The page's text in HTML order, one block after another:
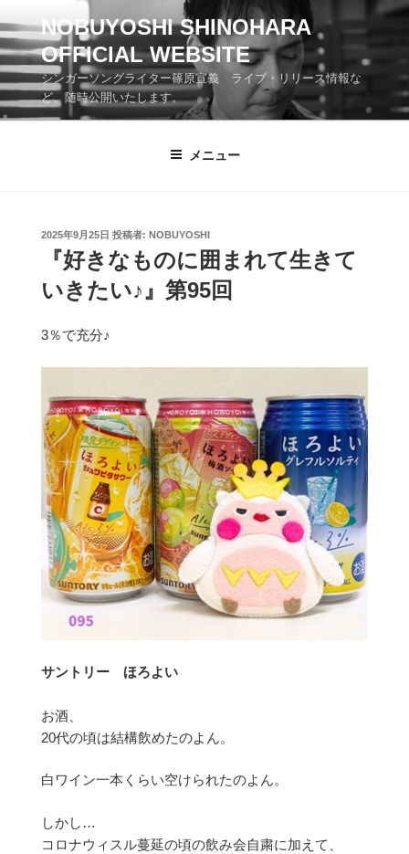
ン
テ
ン
ツ
へ
NOBUYOSHI SHINOHARA
OFFICIAL WEBSITE
シンガーソングライター篠原宣義 ライブ・リリース情報な
ど、随時公開いたします。
メニュー
投
2025年9月25日 投稿者: NOBUYOSHI
『好きなものに囲まれて生きて
いきたい♪』第95回
3％で充分♪
サントリー ほろよい
お酒、
20代の頃は結構飲めたのよん。
白ワイン一本くらい空けられたのよん。
しかし…
コロナウィスル蔓延の頃の飲み会自粛に加えて、